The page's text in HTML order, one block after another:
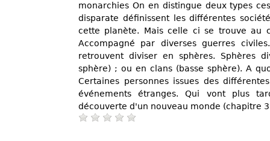
monarchies On en distingue deux types
disparate définissent les différentes
cette planète. Mais celle ci se trouve au
Accompagné par diverses guerres
retrouvent diviser en sphères. Sphères
sphère) ; ou en clans (basse sphère). A
Certaines personnes issues des
événements étranges. Qui vont plus
découverte d'un nouveau monde (chapitre